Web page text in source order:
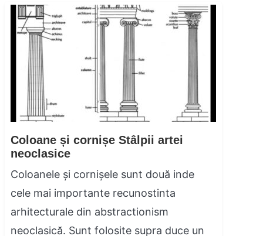
Coloane și cornișe Stâlpii artei
neoclasice
Coloanele și cornișele sunt două inde
cele mai importante recunostinta
arhitecturale din abstractionism
neoclasică. Sunt folosite supra duce un